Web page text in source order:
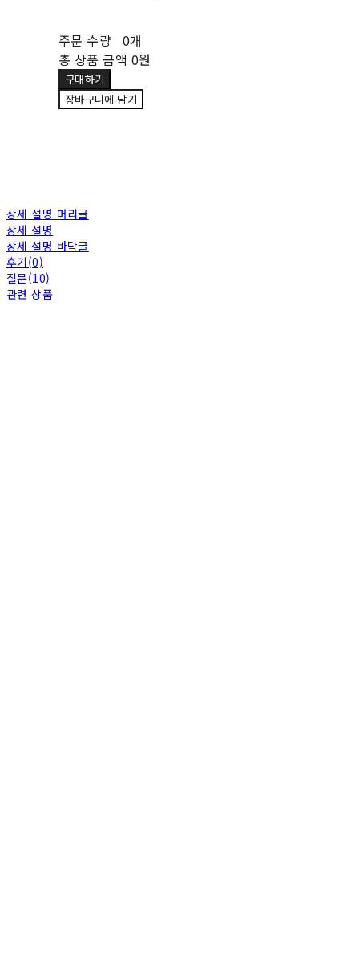
주문 수량 0개
총 상품 금액 0원
구매하기
장바구니에 담기
상세 설명 머리글
상세 설명
상세 설명 바닥글
후기(0)
질문(10)
관련 상품